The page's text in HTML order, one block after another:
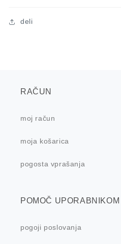
deli
RAČUN
moj račun
moja košarica
pogosta vprašanja
POMOČ UPORABNIKOM
pogoji poslovanja